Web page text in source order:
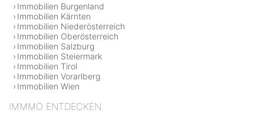
Immobilien Burgenland
Immobilien Kärnten
Immobilien Niederösterreich
Immobilien Oberösterreich
Immobilien Salzburg
Immobilien Steiermark
Immobilien Tirol
Immobilien Vorarlberg
Immobilien Wien
IMMMO ENTDECKEN